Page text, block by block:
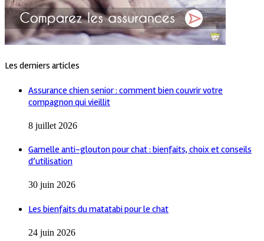
Les derniers articles
Assurance chien senior : comment bien couvrir votre
compagnon qui vieillit
8 juillet 2026
Gamelle anti-glouton pour chat : bienfaits, choix et conseils
d’utilisation
30 juin 2026
Les bienfaits du matatabi pour le chat
24 juin 2026